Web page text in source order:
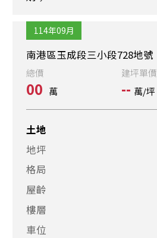
114年09月
南港區玉成段三小段728地號
總價
00 萬
建坪單價
-- 萬/坪
土地
地坪
格局
屋齡
樓層
車位